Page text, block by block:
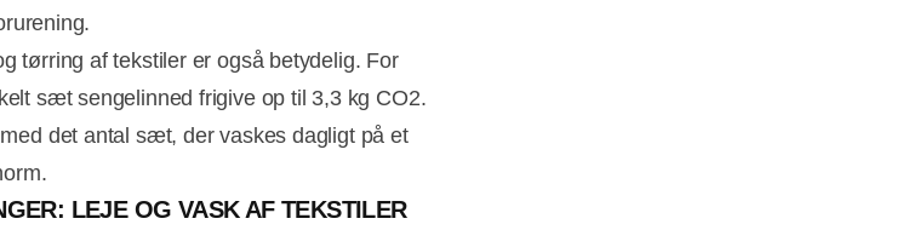
tørring af tekstiler er også betydelig. For
sæt sengelinned frigive op til 3,3 kg CO2.
det antal sæt, der vaskes dagligt på et
LEJE OG VASK AF TEKSTILER